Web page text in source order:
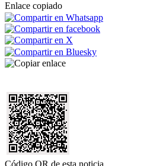
Enlace copiado
Código QR de esta noticia